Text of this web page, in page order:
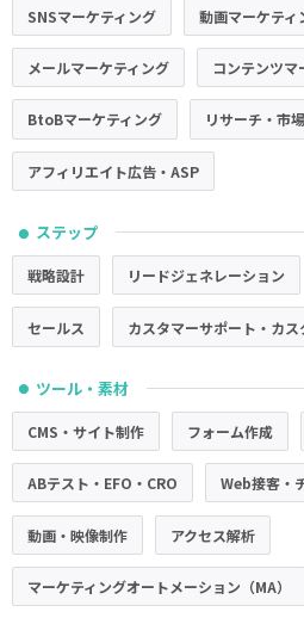
SNSマーケティング 動画マーケティ
メールマーケティング コンテンツマ
BtoBマーケティング リサーチ・市
アフィリエイト広告・ASP
● ステップ
戦略設計 リードジェネレーション
セールス カスタマーサポート・カ
● ツール・素材
CMS・サイト制作 フォーム作成
ABテスト・EFO・CRO Web接客・
動画・映像制作 アクセス解析
マーケティングオートメーション（MA）